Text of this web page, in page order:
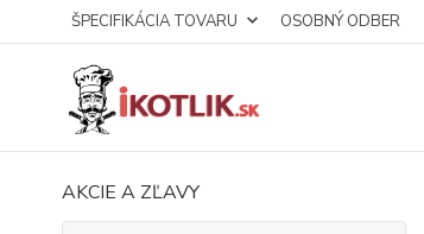
ŠPECIFIKÁCIA TOVARU OSOBNÝ ODBER
AKCIE A ZĽAVY